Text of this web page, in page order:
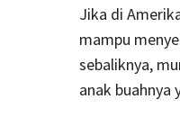
Jika di
mampu
sebaliknya,
anak buahnya